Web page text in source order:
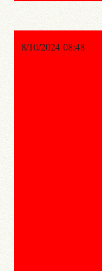
8/10/2024 08:48